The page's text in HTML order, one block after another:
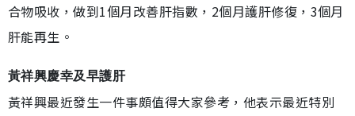
合物吸收，做到1個月改善肝指數，2個月護肝修復，3個月
肝能再生。
黃祥興慶幸及早護肝
黃祥興最近發生一件事頗值得大家參考，他表示最近特別